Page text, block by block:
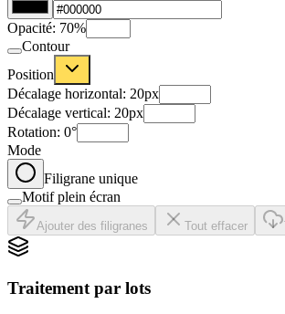
Opacité: 70%
Contour
Position
Décalage horizontal: 20px
Décalage vertical: 20px
Rotation: 0°
Mode
Filigrane unique
Motif plein écran
Ajouter des filigranes Tout effacer
Traitement par lots